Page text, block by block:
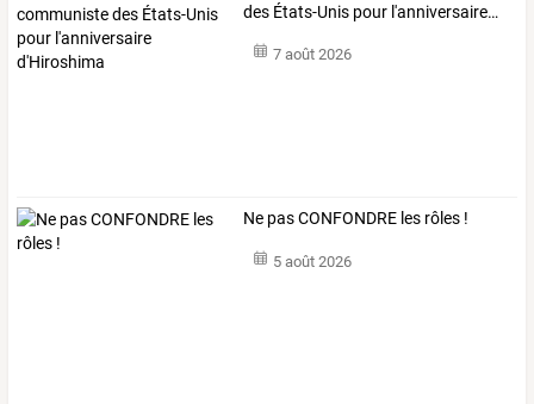
des États-Unis pour l'anniversaire…
7 août 2026
Ne pas CONFONDRE les rôles !
5 août 2026